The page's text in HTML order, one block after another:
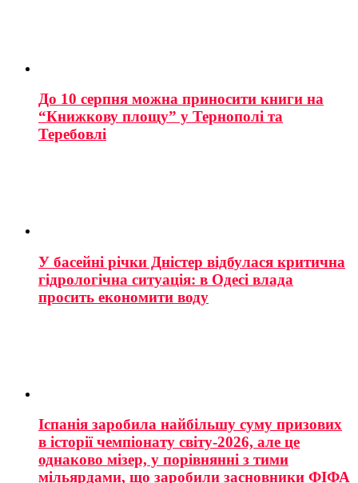
До 10 серпня можна приносити книги на
“Книжкову площу” у Тернополі та
Теребовлі
У басейні річки Дністер відбулася критична
гідрологічна ситуація: в Одесі влада
просить економити воду
Іспанія заробила найбільшу суму призових
в історії чемпіонату світу-2026, але це
однаково мізер, у порівнянні з тими
мільярдами, що заробили засновники ФІФА